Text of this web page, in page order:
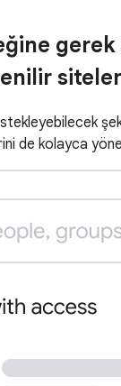
de kolayca